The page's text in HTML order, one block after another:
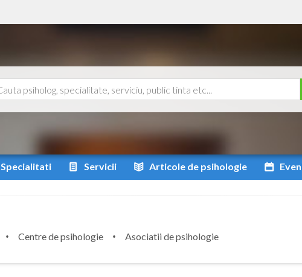
Specialitati Servicii Articole de psihologie
Centre de psihologie
Asociatii de psihologie